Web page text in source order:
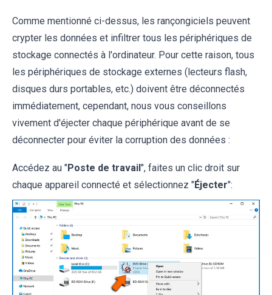
Comme mentionné ci-dessus, les rançongiciels peuvent
crypter les données et infiltrer tous les périphériques de
stockage connectés à l'ordinateur. Pour cette raison, tous
les périphériques de stockage externes (lecteurs flash,
disques durs portables, etc.) doivent être déconnectés
immédiatement, cependant, nous vous conseillons
vivement d'éjecter chaque périphérique avant de se
déconnecter pour éviter la corruption des données :
Accédez au "Poste de travail ", faites un clic droit sur
chaque appareil connecté et sélectionnez "Éjecter":